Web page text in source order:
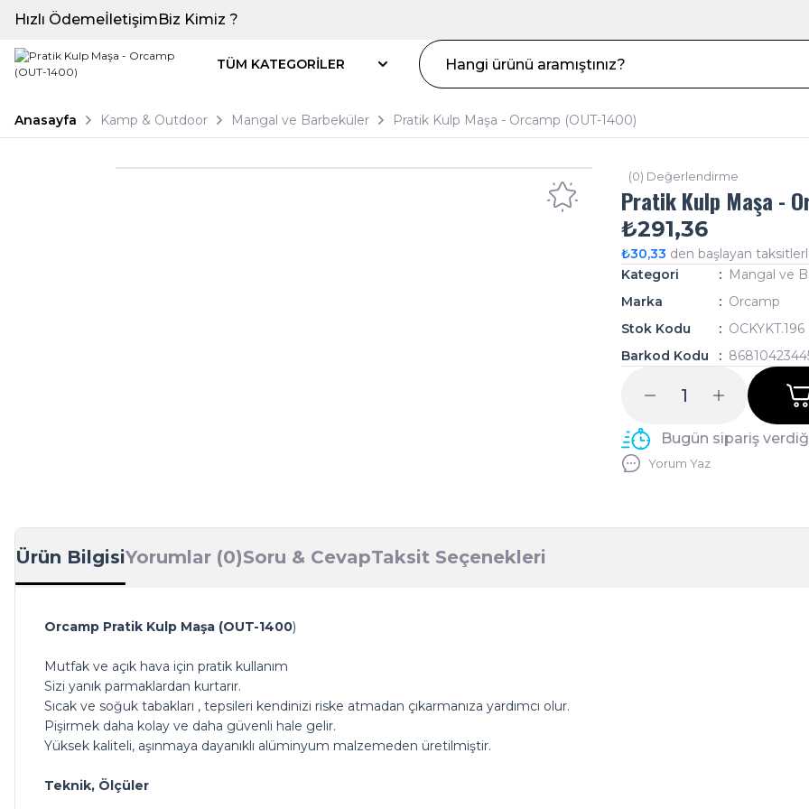
Hızlı ÖdemeİletişimBiz Kimiz ?
TÜM KATEGORİLER
Anasayfa Kamp & Outdoor Mangal ve Barbeküler Pratik Kulp Maşa - Orcamp (OUT-1400)
(0) Değerlendirme
Pratik Kulp Maşa -
₺291,36
₺30,33 den başlayan
Kategori
Mangal ve
Marka
Orcamp
Stok Kodu
OCKYKT.196
Barkod Kodu
Bugün sipariş
Yorum Yaz
Ürün BilgisiYorumlar (0)Soru & CevapTaksit Seçenekleri
Orcamp Pratik Kulp Maşa (OUT-1400)
Mutfak ve açık hava için pratik kullanım
Sizi yanık parmaklardan kurtarır.
Sıcak ve soğuk tabakları , tepsileri kendinizi riske atmadan çıkarmanıza yardımcı olur.
Pişirmek daha kolay ve daha güvenli hale gelir.
Yüksek kaliteli, aşınmaya dayanıklı alüminyum malzemeden üretilmiştir.
Teknik, Ölçüler